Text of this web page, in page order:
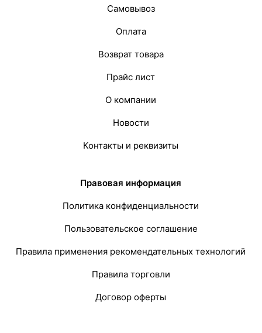
Самовывоз
Оплата
Возврат товара
Прайс лист
О компании
Новости
Контакты и реквизиты
Правовая информация
Политика конфиденциальности
Пользовательское соглашение
Правила применения рекомендательных технологий
Правила торговли
Договор оферты